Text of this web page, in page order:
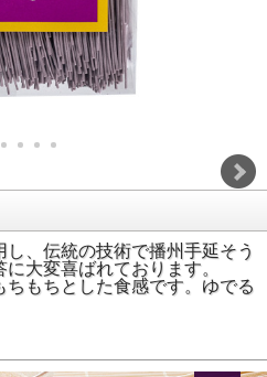
、伝統の技術で播州手延そう
大変喜ばれております。
もちとした食感です。ゆでる